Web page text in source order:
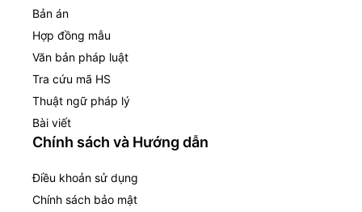
Bản án
Hợp đồng mẫu
Văn bản pháp luật
Tra cứu mã HS
Thuật ngữ pháp lý
Bài viết
Chính sách và Hướng dẫn
Điều khoản sử dụng
Chính sách bảo mật